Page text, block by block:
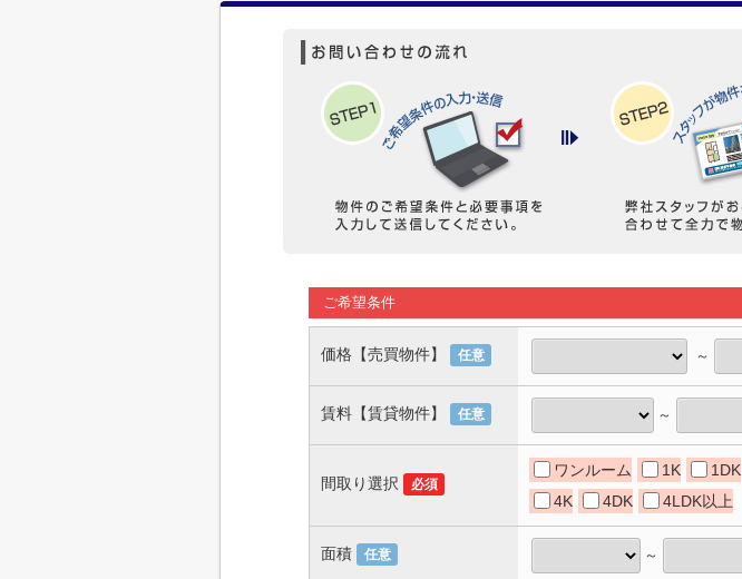
ご希望条件
価格【売買物件】 任意 ～
賃料【賃貸物件】 任意 ～
間取り選択 必須
ワンルーム 1K 1DK
4K
4DK 4LDK以上
面積 任意 ～